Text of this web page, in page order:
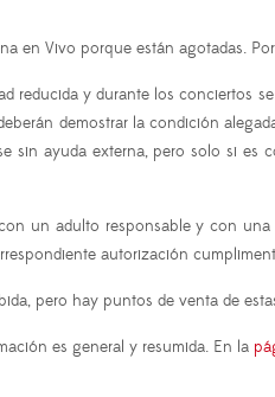
en Vivo porque están agotadas.
reducida y durante los conciertos
demostrar la condición
sin ayuda externa, pero solo si
un adulto responsable y con
autorización
pero hay puntos de venta de
es general y resumida. En la